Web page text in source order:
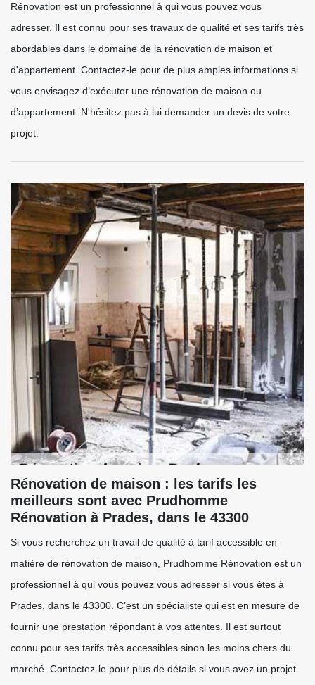
Rénovation est un professionnel à qui vous pouvez vous
adresser. Il est connu pour ses travaux de qualité et ses tarifs très
abordables dans le domaine de la rénovation de maison et
d'appartement. Contactez-le pour de plus amples informations si
vous envisagez d’exécuter une rénovation de maison ou
d’appartement. N'hésitez pas à lui demander un devis de votre
projet.
Rénovation de maison : les tarifs les
meilleurs sont avec Prudhomme
Rénovation à Prades, dans le 43300
Si vous recherchez un travail de qualité à tarif accessible en
matière de rénovation de maison, Prudhomme Rénovation est un
professionnel à qui vous pouvez vous adresser si vous êtes à
Prades, dans le 43300. C’est un spécialiste qui est en mesure de
fournir une prestation répondant à vos attentes. Il est surtout
connu pour ses tarifs très accessibles sinon les moins chers du
marché. Contactez-le pour plus de détails si vous avez un projet